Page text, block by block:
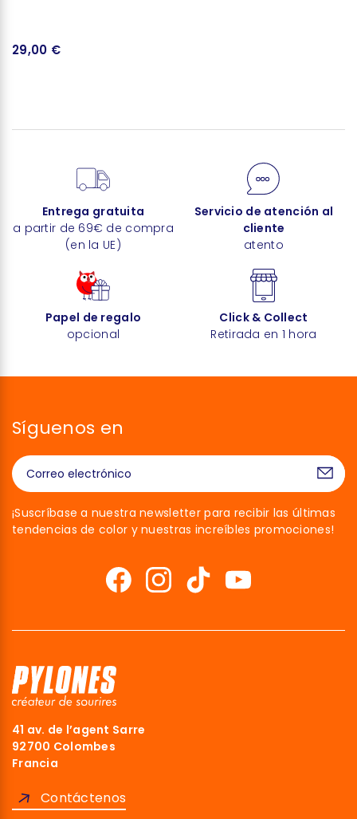
29,00 €
Entrega gratuita
a partir de 69€ de compra
(en la UE)
Servicio de atención al
cliente
atento
Papel de regalo
opcional
Click & Collect
Retirada en 1 hora
Síguenos en
¡Suscríbase a nuestra newsletter para recibir las últimas
tendencias de color y nuestras increíbles promociones!
41 av. de l’agent Sarre
92700 Colombes
Francia
Contáctenos